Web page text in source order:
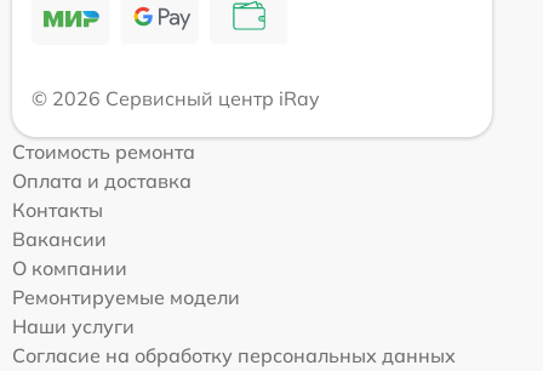
© 2026 Сервисный центр iRay
Стоимость ремонта
Оплата и доставка
Контакты
Вакансии
О компании
Ремонтируемые модели
Наши услуги
Согласие на обработку персональных данных